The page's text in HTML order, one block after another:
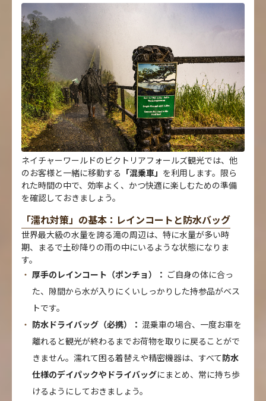
ネイチャーワールドのビクトリアフォールズ観光では、他
のお客様と一緒に移動する 「混乗車」 を利用します。限ら
れた時間の中で、効率よく、かつ快適に楽しむための準備
を確認しておきましょう。
「濡れ対策」の基本：レインコートと防水バッグ
世界最大級の水量を誇る滝の周辺は、特に水量が多い時
期、まるで土砂降りの雨の中にいるような状態になりま
す。
厚手のレインコート（ポンチョ）： ご自身の体に合っ
た、隙間から水が入りにくいしっかりした持参品がベス
トです。
防水ドライバッグ（必携）： 混乗車の場合、一度お車を
離れると観光が終わるまでお荷物を取りに戻ることがで
きません。濡れて困る着替えや精密機器は、すべて防水
仕様のデイパックやドライバッグにまとめ、常に持ち歩
けるようにしておきましょう。